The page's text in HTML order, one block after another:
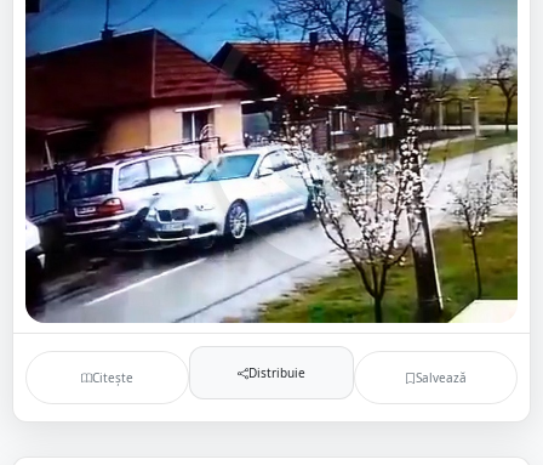
Citește Distribuie Salvează